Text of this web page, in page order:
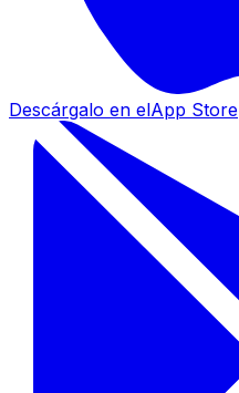
Descárgalo en elApp Store